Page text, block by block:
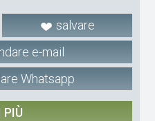
salvare
e-mail
Whatsapp
PIÙ